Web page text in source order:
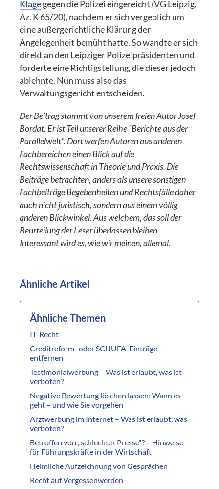
Klagegegen die Polizei eingereicht (VG Leipzig,
Az. K 65/20), nachdem er sich vergeblich um
eine außergerichtliche Klärung der
Angelegenheit bemüht hatte. So wandte er sich
direkt an den Leipziger Polizeipräsidenten und
forderte eine Richtigstellung, die dieser jedoch
ablehnte. Nun muss also das
Verwaltungsgericht entscheiden.
Der Beitrag stammt von unserem freien Autor Josef
Bordat. Er ist Teil unserer Reihe “Berichte aus der
Parallelwelt”. Dort werfen Autoren aus anderen
Fachbereichen einen Blick auf die
Rechtswissenschaft in Theorie und Praxis. Die
Beiträge betrachten, anders als unsere sonstigen
Fachbeiträge Begebenheiten und Rechtsfälle daher
auch nicht juristisch, sondern aus einem völlig
anderen Blickwinkel. Aus welchem, das soll der
Beurteilung der Leser überlassen bleiben.
Interessant wird es, wie wir meinen, allemal.
Ähnliche Artikel
Ähnliche Themen
IT-Recht
Creditreform- oder SCHUFA-Einträge
entfernen
Testimonialwerbung – Was ist erlaubt, was ist
verboten?
Negative Bewertung löschen lassen: Wann es
geht – und wie Sie vorgehen
Arztwerbung im Internet – Was ist erlaubt, was
verboten?
Betroffen von „schlechter Presse“? – Hinweise
für Führungskräfte in der Wirtschaft
Heimliche Aufzeichnung von Gesprächen
Recht auf Vergessenwerden